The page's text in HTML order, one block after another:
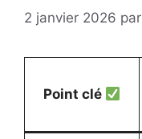
2 janvier 2026 par
Point clé